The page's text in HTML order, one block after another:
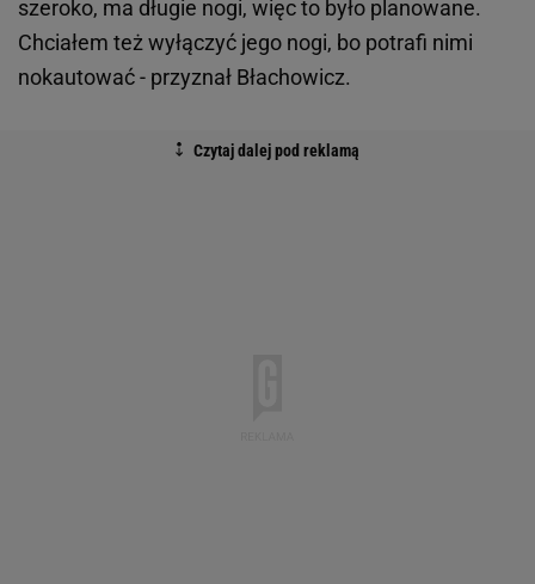
szeroko, ma długie nogi, więc to było planowane.
Chciałem też wyłączyć jego nogi, bo potrafi nimi
nokautować - przyznał Błachowicz.